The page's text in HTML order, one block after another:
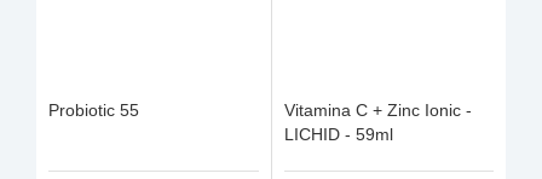
Probiotic 55
Vitamina C + Zinc Ionic -
LICHID - 59ml